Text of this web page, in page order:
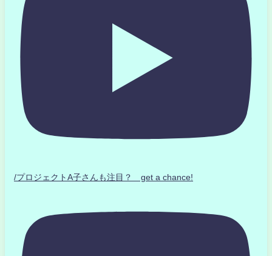
/プロジェクトA子さんも注目？ get a chance!